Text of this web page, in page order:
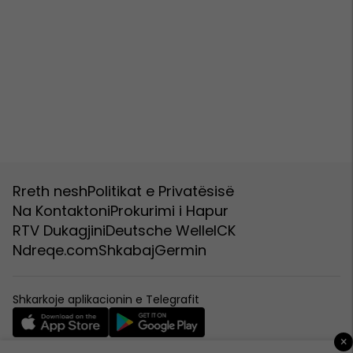
Rreth neshPolitikat e Privatësisë
Na KontaktoniProkurimi i Hapur
RTV DukagjiniDeutsche WelleICK
Ndreqe.comShkabajGermin
Shkarkoje aplikacionin e Telegrafit
×